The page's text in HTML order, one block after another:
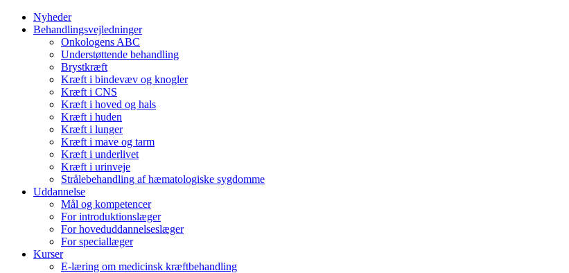
Nyheder
Behandlingsvejledninger
Onkologens ABC
Understøttende behandling
Brystkræft
Kræft i bindevæv og knogler
Kræft i CNS
Kræft i hoved og hals
Kræft i huden
Kræft i lunger
Kræft i mave og tarm
Kræft i underlivet
Kræft i urinveje
Strålebehandling af hæmatologiske sygdomme
Uddannelse
Mål og kompetencer
For introduktionslæger
For hoveduddannelseslæger
For speciallæger
Kurser
E-læring om medicinsk kræftbehandling